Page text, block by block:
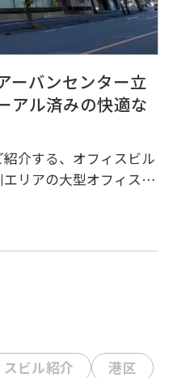
いて 運営会社
ーバンセンター立
アル済みの快適な
介する、オフィスビル
リアの大型オフィスビ
ご紹介です。 ビル外
ター立川住所：東京都
ビル紹介
港区